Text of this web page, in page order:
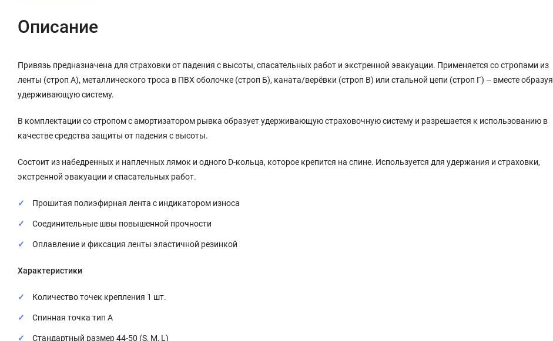
Описание
Привязь предназначена для страховки от падения с высоты, спасательных работ и экстренной эвакуации. Применяется со стропами из
ленты (строп А), металлического троса в ПВХ оболочке (строп Б), каната/верёвки (строп В) или стальной цепи (строп Г) – вместе образуя
удерживающую систему.
В комплектации со стропом с амортизатором рывка образует удерживающую страховочную систему и разрешается к использованию в
качестве средства защиты от падения с высоты.
Состоит из набедренных и наплечных лямок и одного D-кольца, которое крепится на спине. Используется для удержания и страховки,
экстренной эвакуации и спасательных работ.
Прошитая полиэфирная лента с индикатором износа
Соединительные швы повышенной прочности
Оплавление и фиксация ленты эластичной резинкой
Характеристики
Количество точек крепления 1 шт.
Спинная точка тип А
Стандартный размер 44-50 (S, M, L)